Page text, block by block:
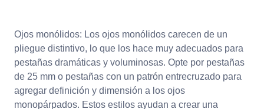
Ojos monólidos: Los ojos monólidos carecen de un
pliegue distintivo, lo que los hace muy adecuados para
pestañas dramáticas y voluminosas. Opte por pestañas
de 25 mm o pestañas con un patrón entrecruzado para
agregar definición y dimensión a los ojos
monopárpados. Estos estilos ayudan a crear una